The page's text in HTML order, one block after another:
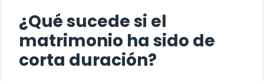
¿Qué sucede si el
matrimonio ha sido de
corta duración?